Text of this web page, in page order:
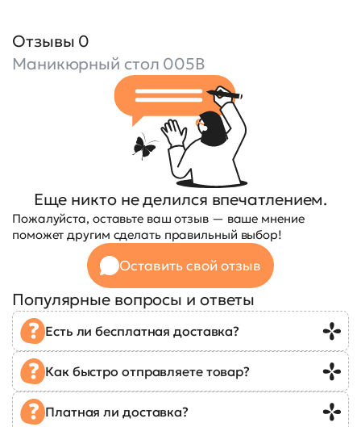
Отзывы 0
Маникюрный стол 005B
Еще никто не делился впечатлением.
Пожалуйста, оставьте ваш отзыв — ваше мнение
поможет другим сделать правильный выбор!
Оставить свой отзыв
Популярные вопросы и ответы
Есть ли бесплатная доставка?
Как быстро отправляете товар?
Платная ли доставка?